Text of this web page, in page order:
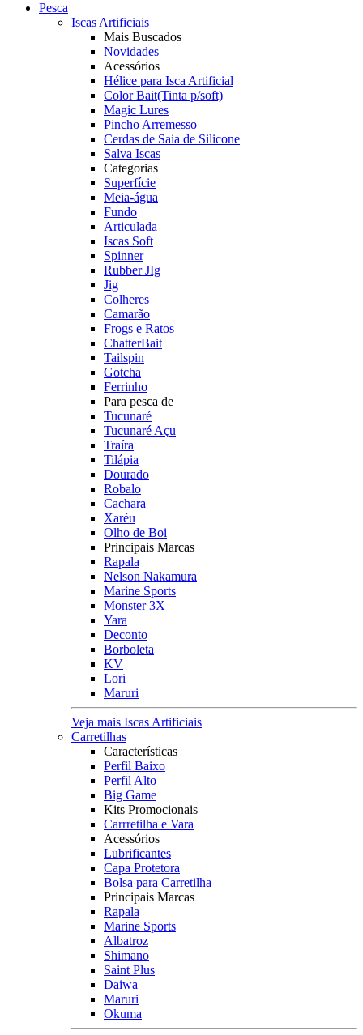
Pesca
Iscas Artificiais
Mais Buscados
Novidades
Acessórios
Hélice para Isca Artificial
Color Bait(Tinta p/soft)
Magic Lures
Pincho Arremesso
Cerdas de Saia de Silicone
Salva Iscas
Categorias
Superfície
Meia-água
Fundo
Articulada
Iscas Soft
Spinner
Rubber JIg
Jig
Colheres
Camarão
Frogs e Ratos
ChatterBait
Tailspin
Gotcha
Ferrinho
Para pesca de
Tucunaré
Tucunaré Açu
Traíra
Tilápia
Dourado
Robalo
Cachara
Xaréu
Olho de Boi
Principais Marcas
Rapala
Nelson Nakamura
Marine Sports
Monster 3X
Yara
Deconto
Borboleta
KV
Lori
Maruri
Veja mais Iscas Artificiais
Carretilhas
Características
Perfil Baixo
Perfil Alto
Big Game
Kits Promocionais
Carrretilha e Vara
Acessórios
Lubrificantes
Capa Protetora
Bolsa para Carretilha
Principais Marcas
Rapala
Marine Sports
Albatroz
Shimano
Saint Plus
Daiwa
Maruri
Okuma